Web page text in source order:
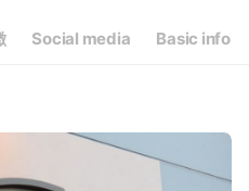
Social media Basic info